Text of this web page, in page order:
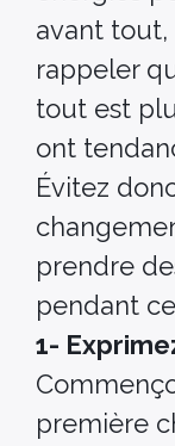
avant
rappeler
tout est
ont
Évitez
prendre
pendant
1-
première